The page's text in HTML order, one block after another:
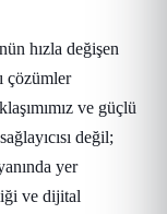
hızla değişen
çözümler
ve güçlü
değil;
yer
ve dijital